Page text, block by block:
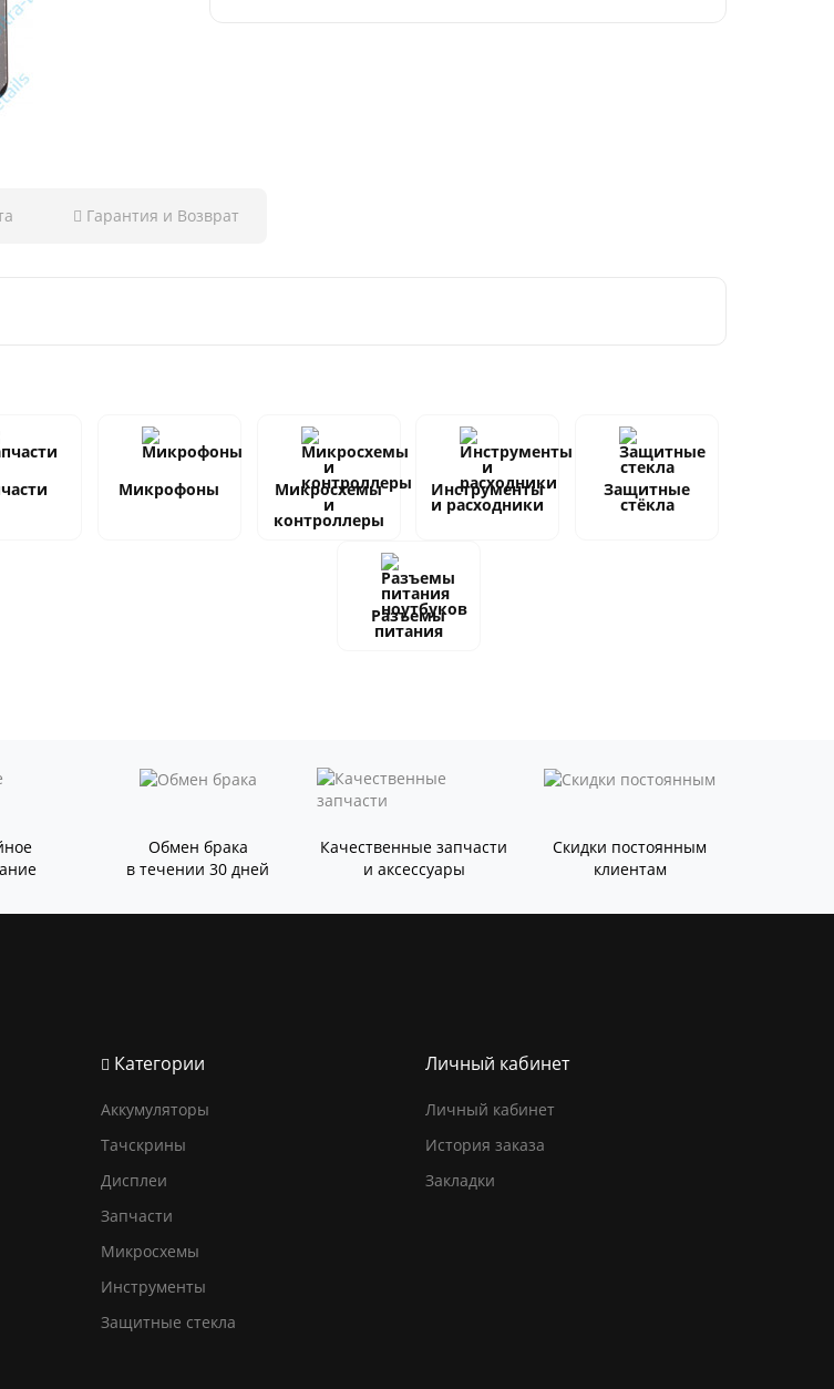
Гарантия и Возврат
Микрофоны Микросхемы
и
контроллеры
Инструменты
и расходники
Защитные
стёкла
Разъемы
питания
Обмен брака
в течении 30 дней
Качественные запчасти
и аксессуары
Скидки постоянным
клиентам
Категории
Аккумуляторы
Тачскрины
Дисплеи
Запчасти
Микросхемы
Инструменты
Защитные стекла
Личный кабинет
Личный кабинет
История заказа
Закладки